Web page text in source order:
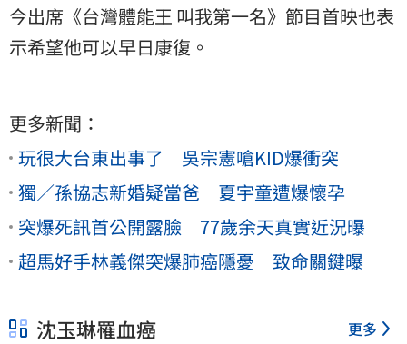
今出席《台灣體能王 叫我第一名》節目首映也表
示希望他可以早日康復。
更多新聞：
玩很大台東出事了 吳宗憲嗆KID爆衝突
獨／孫協志新婚疑當爸 夏宇童遭爆懷孕
突爆死訊首公開露臉 77歲余天真實近況曝
超馬好手林義傑突爆肺癌隱憂 致命關鍵曝
沈玉琳罹血癌 更多